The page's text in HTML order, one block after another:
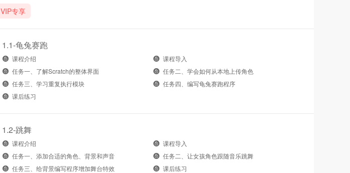
跑酷——#未知世界#
VIP专享
1.1-龟兔赛跑
课程介绍
课程导入
任务一、了解Scratch的整体界面
任务二、学会如何从本地上传角色
任务三、学习重复执行模块
任务四、编写龟兔赛跑程序
课后练习
1.2-跳舞
课程介绍
课程导入
任务一、添加合适的角色、背景和声音
任务二、让女孩角色跟随音乐跳舞
任务三、给背景编写程序增加舞台特效
课后练习